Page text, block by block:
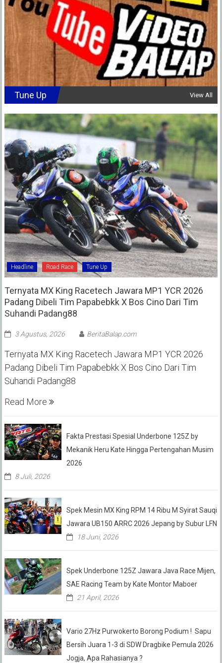
Tune Up View All
Headline Road Race Tune Up
Ternyata MX King Racetech Jawara MP1 YCR 2026
Padang Dibeli Tim Papabebkk X Bos Cino Dari Tim
Suhandi Padang88
3 Agustus, 2026 BeritaBalap.com
Ternyata MX King Racetech Jawara MP1 YCR 2026
Padang Dibeli Tim Papabebkk X Bos Cino Dari Tim
Suhandi Padang88
Read More
Fakta Prestasi Spesial Underbone 125Z by
Mekanik Heru Kate Hingga Pertengahan Musim
2026
8 Juli, 2026
Spek Mesin MX King RPM 14 Ribu M Syirat Sauqi
Jawara UB150 ARRC 2026 Jepang by Subur LFN
18 Juni, 2026
Spek Underbone 125Z Jawara Java Race Mijen,
SAE Racing Team by Kate Montor Maboer
21 April, 2026
Vario 27Hz Purwokerto Borong Podium ! Sapu
Bersih Juara 1-3 di SDW Dragbike Pemula 2026
Jogja, Apa Rahasianya ?